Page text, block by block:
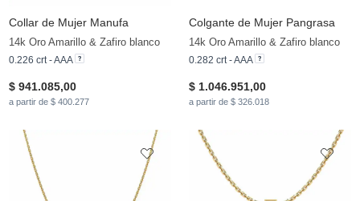
Collar de Mujer Manufa
14k Oro Amarillo & Zafiro blanco
0.226 crt - AAA
$ 941.085,00
a partir de $ 400.277
Colgante de Mujer Pangrasa
14k Oro Amarillo & Zafiro blanco
0.282 crt - AAA
$ 1.046.951,00
a partir de $ 326.018